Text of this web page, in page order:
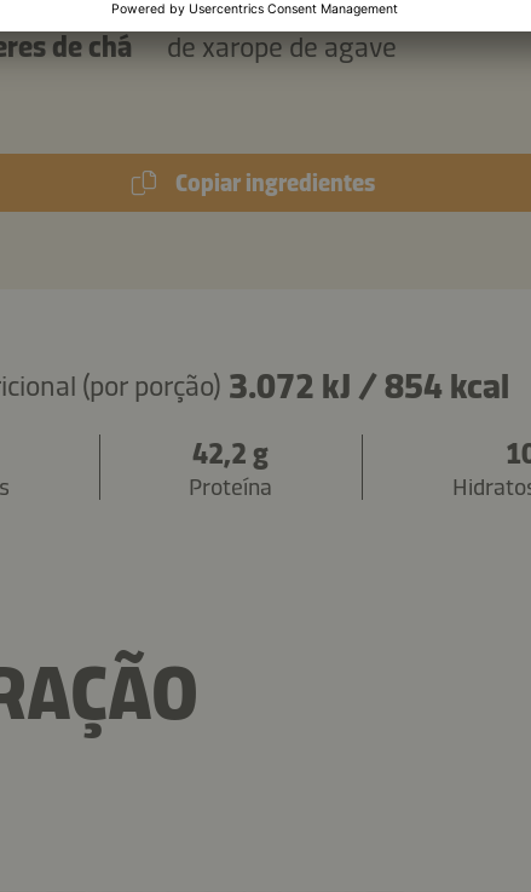
de chá
de xarope de agave
Copiar ingredientes
(por porção) 3.072 kJ /854 kcal
42,2 g
Proteína